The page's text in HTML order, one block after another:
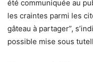
été communiquée au
les craintes parmi les
gâteau à partager”,
possible mise sous